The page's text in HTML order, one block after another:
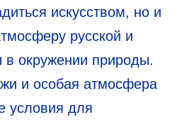
искусством, но и
русской и
в окружении природы.
и особая атмосфера
условия для